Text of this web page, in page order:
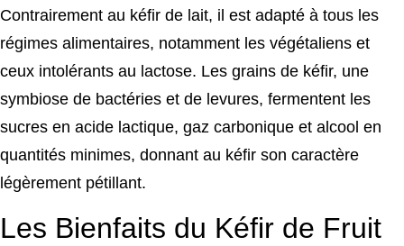
Contrairement au kéfir de lait, il est adapté à tous les
régimes alimentaires, notamment les végétaliens et
ceux intolérants au lactose. Les grains de kéfir, une
symbiose de bactéries et de levures, fermentent les
sucres en acide lactique, gaz carbonique et alcool en
quantités minimes, donnant au kéfir son caractère
légèrement pétillant.
Les Bienfaits du Kéfir de Fruit